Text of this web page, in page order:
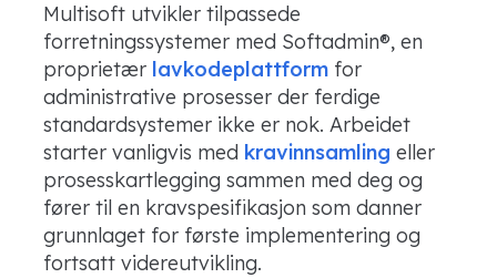
Multisoft utvikler tilpassede
forretningssystemer med Softadmin®, en
proprietær lavkodeplattform for
administrative prosesser der ferdige
standardsystemer ikke er nok. Arbeidet
starter vanligvis med kravinnsamling eller
prosesskartlegging sammen med deg og
fører til en kravspesifikasjon som danner
grunnlaget for første implementering og
fortsatt videreutvikling.